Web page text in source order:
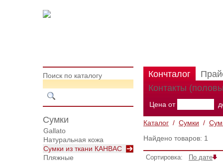
Поиск по каталогу
Сумки
Gallato
Натуральная кожа
Сумки из ткани КАНВАС
Пляжные
Кончталог
Контакты
Цена от
Каталог / Сумки /
Найдено товаров: 1
Сортировка: По дате